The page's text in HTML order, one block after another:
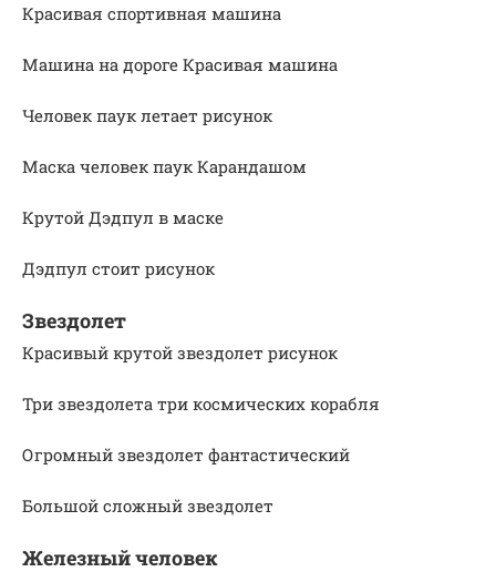
Красивая спортивная машина
Машина на дороге Красивая машина
Человек паук летает рисунок
Маска человек паук Карандашом
Крутой Дэдпул в маске
Дэдпул стоит рисунок
Звездолет
Красивый крутой звездолет рисунок
Три звездолета три космических корабля
Огромный звездолет фантастический
Большой сложный звездолет
Железный человек